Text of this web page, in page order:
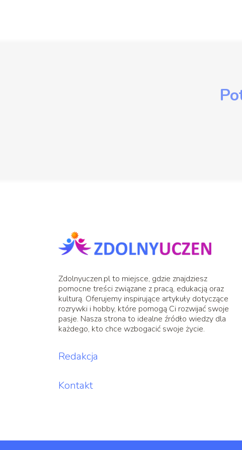
Zdolnyuczen.pl to miejsce, gdzie znajdziesz
pomocne treści związane z pracą, edukacją oraz
kulturą. Oferujemy inspirujące artykuły dotyczące
rozrywki i hobby, które pomogą Ci rozwijać swoje
pasje. Nasza strona to idealne źródło wiedzy dla
każdego, kto chce wzbogacić swoje życie.
Redakcja
Kontakt